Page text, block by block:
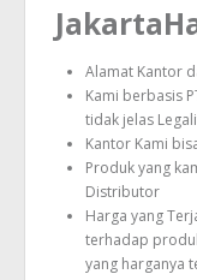
Alamat Kantor
Kami berbasis
tidak jelas
Kantor Kami
Produk yang
Distributor
Harga yang
terhadap
yang harganya